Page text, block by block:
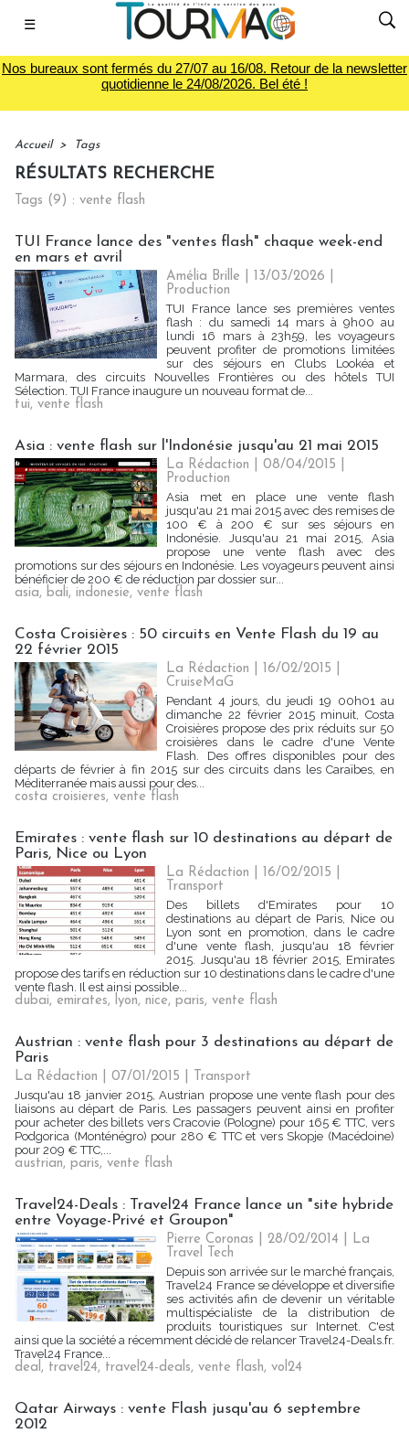
☰
Nos bureaux sont fermés du 27/07 au 16/08. Retour de la newsletter
quotidienne le 24/08/2026. Bel été !
Accueil > Tags
RÉSULTATS RECHERCHE
Tags (9) : vente flash
TUI France lance des "ventes flash" chaque week-end
en mars et avril
Amélia Brille | 13/03/2026
Production
TUI France lance ses premières ventes
flash : du samedi 14 mars à 9h00 au
lundi 16 mars à 23h59, les voyageurs
peuvent profiter de promotions limitées
sur des séjours en Clubs Lookéa et
Marmara, des circuits Nouvelles Frontières ou des hôtels TUI
Sélection. TUI France inaugure un nouveau format de...
tui, vente flash
Asia : vente flash sur l'Indonésie jusqu'au 21 mai 2015
La Rédaction | 08/04/2015
Production
Asia met en place une vente flash
jusqu'au 21 mai 2015 avec des remises de
100 € à 200 € sur ses séjours en
Indonésie. Jusqu'au 21 mai 2015, Asia
propose une vente flash avec des
promotions sur des séjours en Indonésie. Les voyageurs peuvent ainsi
bénéficier de 200 € de réduction par dossier sur...
asia, bali, indonesie, vente flash
Costa Croisières : 50 circuits en Vente Flash du 19 au
22 février 2015
La Rédaction | 16/02/2015
CruiseMaG
Pendant 4 jours, du jeudi 19 00h01 au
dimanche 22 février 2015 minuit, Costa
Croisières propose des prix réduits sur 50
croisières dans le cadre d'une Vente
Flash. Des offres disponibles pour des
départs de février à fin 2015 sur des circuits dans les Caraïbes, en
Méditerranée mais aussi pour des...
costa croisieres, vente flash
Emirates : vente flash sur 10 destinations au départ de
Paris, Nice ou Lyon
La Rédaction | 16/02/2015
Transport
Des billets d'Emirates pour 10
destinations au départ de Paris, Nice ou
Lyon sont en promotion, dans le cadre
d'une vente flash, jusqu'au 18 février
2015. Jusqu'au 18 février 2015, Emirates
propose des tarifs en réduction sur 10 destinations dans le cadre d'une
vente flash. Il est ainsi possible...
dubai, emirates, lyon, nice, paris, vente flash
Austrian : vente flash pour 3 destinations au départ de
Paris
La Rédaction | 07/01/2015
Transport
Jusqu'au 18 janvier 2015, Austrian propose une vente flash pour des
liaisons au départ de Paris. Les passagers peuvent ainsi en profiter
pour acheter des billets vers Cracovie (Pologne) pour 165 € TTC, vers
Podgorica (Monténégro) pour 280 € TTC et vers Skopje (Macédoine)
pour 209 € TTC,...
austrian, paris, vente flash
Travel24-Deals : Travel24 France lance un "site hybride
entre Voyage-Privé et Groupon"
Pierre Coronas | 28/02/2014
La
Travel Tech
Depuis son arrivée sur le marché français,
Travel24 France se développe et diversifie
ses activités afin de devenir un véritable
multispécialiste de la distribution de
produits touristiques sur Internet. C'est
ainsi que la société a récemment décidé de relancer Travel24-Deals.fr.
Travel24 France...
deal, travel24, travel24-deals, vente flash, vol24
Qatar Airways : vente Flash jusqu'au 6 septembre
2012